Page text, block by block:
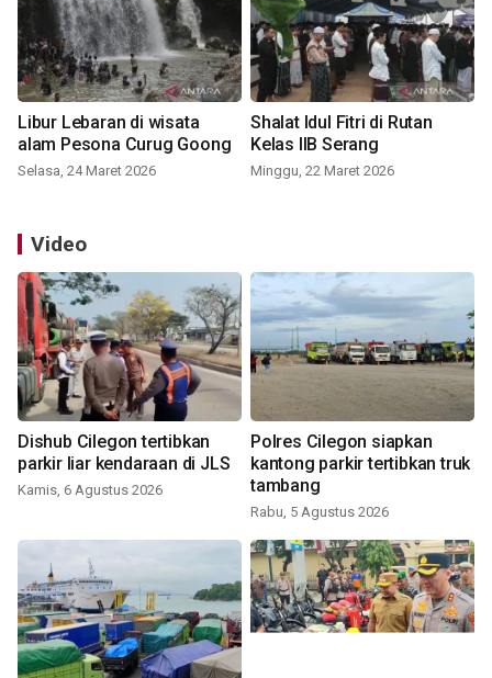
Libur Lebaran di wisata
alam Pesona Curug Goong
Selasa, 24 Maret 2026
Shalat Idul Fitri di Rutan
Kelas IIB Serang
Minggu, 22 Maret 2026
Video
Dishub Cilegon tertibkan
parkir liar kendaraan di JLS
Kamis, 6 Agustus 2026
Polres Cilegon siapkan
kantong parkir tertibkan truk
tambang
Rabu, 5 Agustus 2026